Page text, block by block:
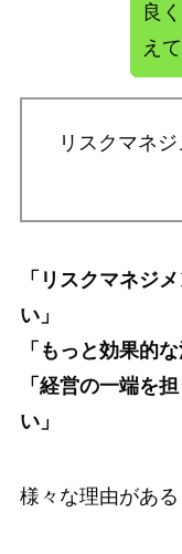
良
え
リスクマネ
「リスクマネジ
い」
「もっと効果的
「経営の一端を
い」
様々な理由がある